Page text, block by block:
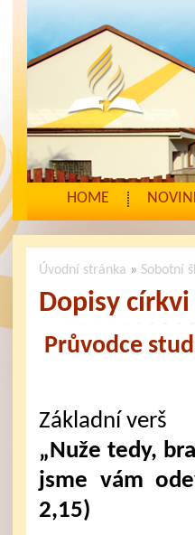
HOME
Úvodní stránka » Sobotní
Dopisy církvi
Průvodce
Základní verš
„Nuže tedy,
jsme vám
2,15)